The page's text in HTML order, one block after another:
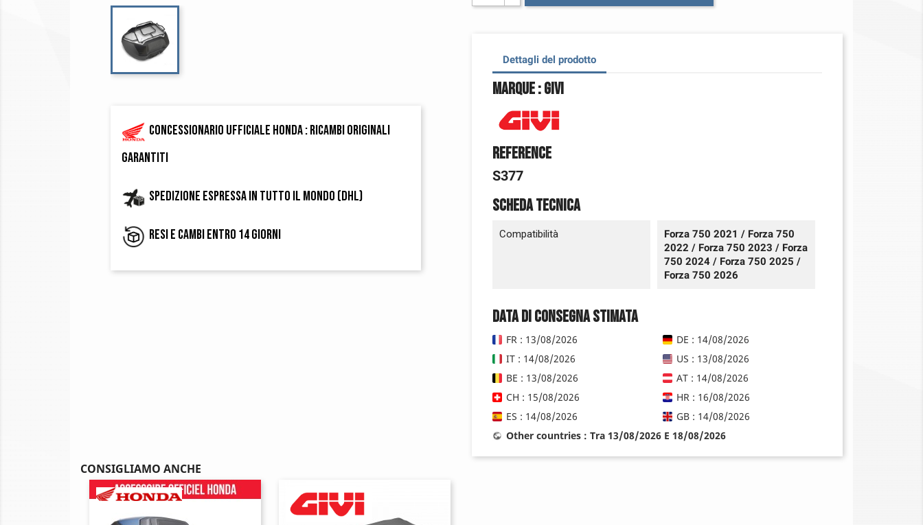
Concessionario ufficiale Honda : ricambi originali
garantiti
Spedizione espressa in tutto il mondo (DHL)
Resi e cambi entro 14 giorni
Dettagli del prodotto
Marque : Givi
Reference
S377
Scheda tecnica
Compatibilità
Forza 750 2021 / Forza 750
2022 / Forza 750 2023 / Forza
750 2024 / Forza 750 2025 /
Forza 750 2026
Data di consegna stimata
FR : 13/08/2026
DE : 14/08/2026
IT : 14/08/2026
US : 13/08/2026
BE : 13/08/2026
AT : 14/08/2026
CH : 15/08/2026
HR : 16/08/2026
ES : 14/08/2026
GB : 14/08/2026
Other countries : Tra 13/08/2026 E 18/08/2026
CONSIGLIAMO ANCHE